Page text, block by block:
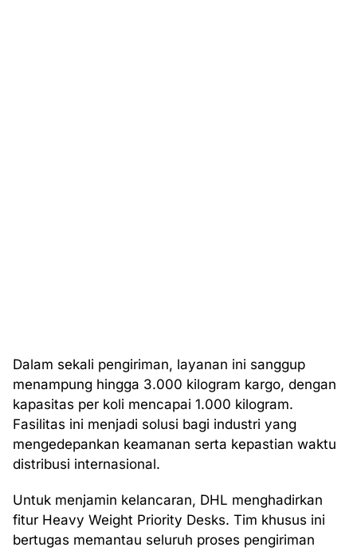
Dalam sekali pengiriman, layanan ini sanggup
menampung hingga 3.000 kilogram kargo, dengan
kapasitas per koli mencapai 1.000 kilogram.
Fasilitas ini menjadi solusi bagi industri yang
mengedepankan keamanan serta kepastian waktu
distribusi internasional.
Untuk menjamin kelancaran, DHL menghadirkan
fitur Heavy Weight Priority Desks. Tim khusus ini
bertugas memantau seluruh proses pengiriman